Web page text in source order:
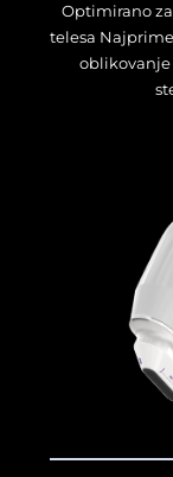
Optimirano
telesa
oblikovanje